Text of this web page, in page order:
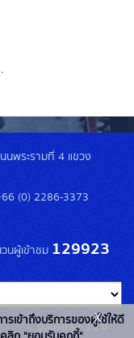
พระรามที่ 4 แขวง
(0) 2286-3373
นผู้เข้าชม 129923
รุ่นโปรแกรม: 2.2.0
เข้าถึงบริการของผู้ใช้ให้ดี
x